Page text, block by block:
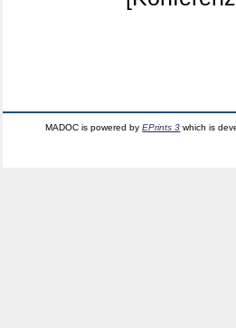
MADOC is powered byEPrints 3 which is